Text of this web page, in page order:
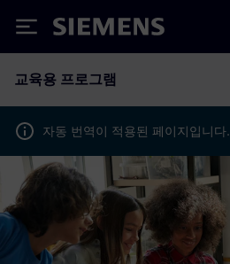
Siemens
교육용 프로그램
자동 번역이 적용된 페이지입니다.